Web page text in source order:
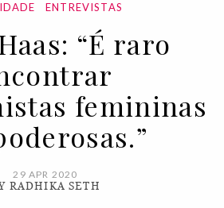
ENTREVISTAS
“É raro
femininas
29 APR 2020
RADHIKA SETH